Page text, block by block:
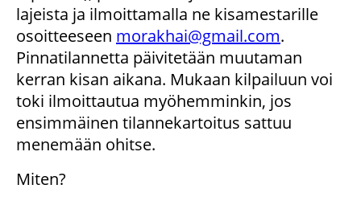
lajeista ja ilmoittamalla ne kisamestarille
osoitteeseen morakhai@gmail.com.
Pinnatilannetta päivitetään muutaman
kerran kisan aikana. Mukaan kilpailuun voi
toki ilmoittautua myöhemminkin, jos
ensimmäinen tilannekartoitus sattuu
menemään ohitse.
Miten?